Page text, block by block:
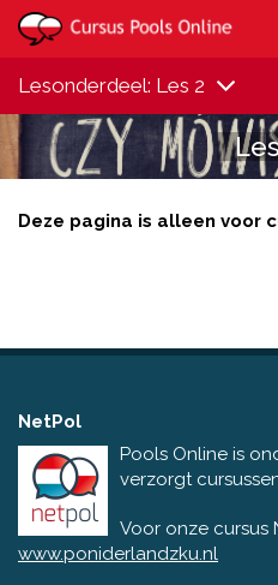
Lesonderdeel: Les 2
Deze pagina is alleen voor
NetPol
Pools Online is
verzorgt
Voor onze cursus
www.poniderlandzku.nl